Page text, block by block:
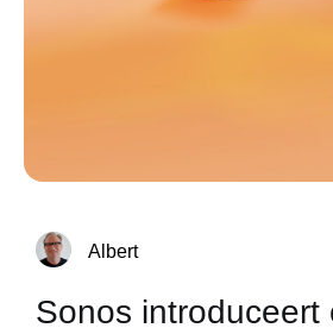
Albert
Sonos introduceert